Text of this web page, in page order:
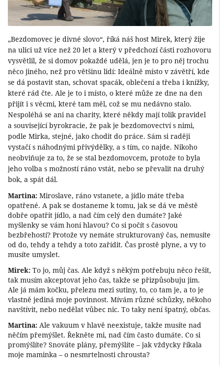
„Bezdomovec je divné slovo“, říká náš host Mirek, který žije
na ulici už více než 20 let a který v předchozí části rozhovoru
vysvětlil, že si domov pokaždé udělá, jen je to pro něj trochu
něco jiného, než pro většinu lidí: Ideálně místo v závětří, kde
se dá postavit stan, schovat spacák, oblečení a třeba i knížky,
které rád čte. Ale je to i místo, o které může ze dne na den
přijít i s věcmi, které tam měl, což se mu nedávno stalo.
Nespoléhá se ani na charity, které někdy mají tolik pravidel
a související byrokracie, že pak je bezdomovectví s nimi,
podle Mirka, stejné, jako chodit do práce. Sám si raději
vystačí s náhodnými přivýdělky, a s tím, co najde. Nikoho
neobviňuje za to, že se stal bezdomovcem, protože to byla
jeho volba s možností ráno vstát, nebo se převalit na druhý
bok, a spát dál.
Martina: Miroslave, ráno vstanete, a jídlo máte třeba
opatřené. A pak se dostaneme k tomu, jak se dá ve městě
dobře opatřit jídlo, a nad čím celý den dumáte? Jaké
myšlenky se vám honí hlavou? Co si počít s časovou
bezbřehostí? Protože vy nemáte strukturovaný čas, nemusíte
od do, tehdy a tehdy a toto zařídit. Čas prostě plyne, a vy to
musíte umyslet.
Mirek: To jo, můj čas. Ale když s někým potřebuju něco řešit,
tak musím akceptovat jeho čas, takže se přizpůsobuju jim.
Ale já mám kočku, přelezu mezi sutiny, to, co tam je, a to je
vlastně jediná moje povinnost. Mívám různé schůzky, někoho
navštívit, nebo nedělat vůbec nic. To taky není špatný, občas.
Martina: Ale vakuum v hlavě neexistuje, takže musíte nad
něčím přemýšlet. Řekněte mi, nad čím často dumáte. Co si
promýšlíte? Snováte plány, přemýšlíte – jak vždycky říkala
moje maminka – o nesmrtelnosti chrousta?